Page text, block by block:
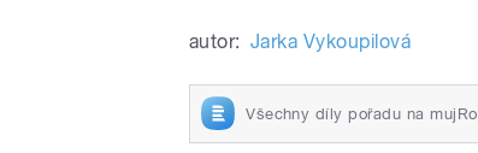
autor: Jarka Vykoupilová
Všechny díly pořadu na